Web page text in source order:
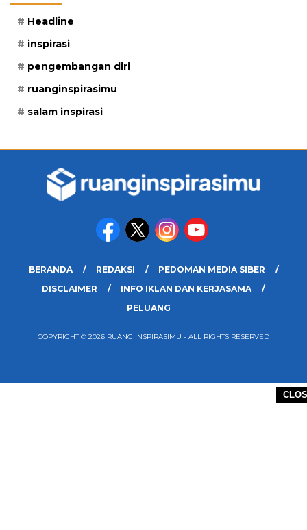
Headline
inspirasi
pengembangan diri
ruanginspirasimu
salam inspirasi
BERANDA REDAKSI
PEDOMAN MEDIA SIBER
DISCLAIMER
INFO IKLAN DAN KERJASAMA
PELUANG
COPYRIGHT © 2026 RUANG INSPIRASIMU - ALL RIGHTS RESERVED